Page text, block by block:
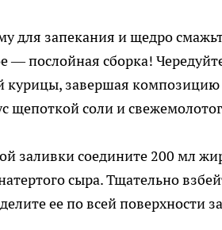
для запекания и щедро
— послойная сборка!
курицы, завершая
щепоткой соли и
заливки соедините 200 мл
сыра. Тщательно
ее по всей поверхности